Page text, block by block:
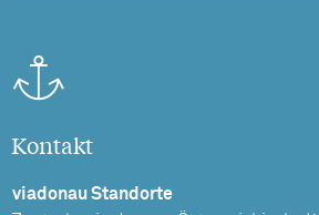
Kontakt
viadonau Standorte